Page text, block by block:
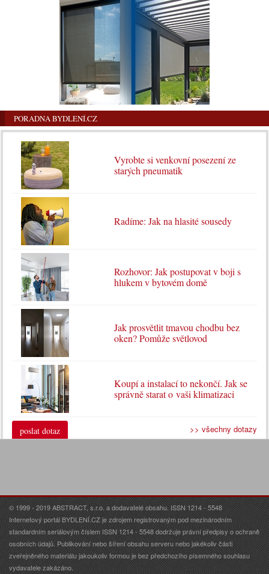
PORADNA BYDLENÍ.CZ
Vyrobte si venkovní posezení ze
starých pneumatik
Radíme: Jak na hlasité sousedy
Rozhovor: Jak postupovat v boji s
hlukem v bytovém domě
Jak prosvětlit tmavou chodbu bez
oken? Pomůže světlovod
Koupí a instalací to nekončí. Jak se
správně starat o vaši klimatizaci
poslat dotaz >> všechny dotazy
© 1999 - 2019 ABSTRACT, s.r.o. a dodavatelé obsahu. ISSN 1214 - 5548
Internetový portál BYDLENÍ.CZ je zdrojem registrovaným pod mezinárodním
standardním seriálovým číslem ISSN 1214 - 5548 dodržuje právní předpisy o ochraně
osobních údajů. Publikování nebo šíření obsahu serveru nebo jakékoliv části
zveřejněného materiálu jakoukoliv formou je bez předchozího písemného souhlasu
vydavatele zakázáno.